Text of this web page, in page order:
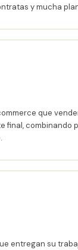
y mucha
que
final, combinando
entregan su